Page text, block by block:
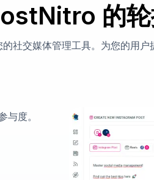
的
社交媒体管理工具。为您的用户
度。